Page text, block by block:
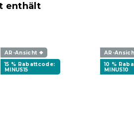
enthält
AR-Ansicht ❖
15 % Rabattcode:
MINUS15
AR-
10 %
MINUS10